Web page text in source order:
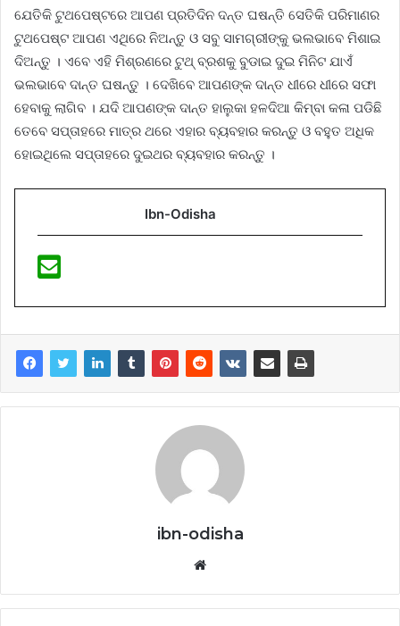
ଯେତିକି ଟୁଥପେଷ୍ଟରେ ଆପଣ ପ୍ରତିଦିନ ଦନ୍ତ ଘଷନ୍ତି ସେତିକି ପରିମାଣର
ଟୁଥପେଷ୍ଟ ଆପଣ ଏଥିରେ ନିଅନ୍ତୁ ଓ ସବୁ ସାମଗ୍ରୀଙ୍କୁ ଭଲଭାବେ ମିଶାଇ
ଦିଅନ୍ତୁ । ଏବେ ଏହି ମିଶ୍ରଣରେ ଟୁଥ୍ ବ୍ରଶକୁ ବୁଡାଇ ଦୁଇ ମିନିଟ ଯାଏଁ
ଭଲଭାବେ ଦାନ୍ତ ଘଷନ୍ତୁ । ଦେଖିବେ ଆପଣଙ୍କ ଦାନ୍ତ ଧୀରେ ଧୀରେ ସଫା
ହେବାକୁ ଲାଗିବ । ଯଦି ଆପଣଙ୍କ ଦାନ୍ତ ହାଲୁକା ହଳଦିଆ କିମ୍ବା କଳା ପଡିଛି
ତେବେ ସପ୍ତାହରେ ମାତ୍ର ଥରେ ଏହାର ବ୍ୟବହାର କରନ୍ତୁ ଓ ବହୁତ ଅଧିକ
ହୋଇଥିଲେ ସପ୍ତାହରେ ଦୁଇଥର ବ୍ୟବହାର କରନ୍ତୁ ।
Ibn-Odisha
ibn-odisha
Website